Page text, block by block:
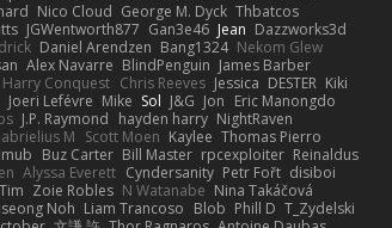
Nico Cloud George M. Dyck Thbatcos
JGWentworth877 Gan3e46 Jean Dazzworks3d
Daniel Arendzen Bang1324 Nekom Glew
Alex Navarre BlindPenguin James Barber
Harry Conquest Chris Reeves Jessica DESTER Kiki
Joeri Lefévre Mike Sol J&G Jon Eric Manongdo
J.P. Raymond hayden harry NightRaven
M Scott Moen Kaylee Thomas Pierro
Buz Carter Bill Master rpcexploiter Reinaldus
Alyssa Everett Cyndersanity Petr Fořt disiboi
Tim Zoie Robles N Watanabe Nina Takáčová
Noh Liam Trancoso Blob Phill D T_Zydelski